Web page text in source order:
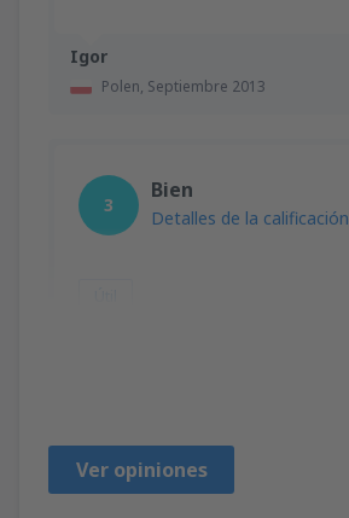
Igor
Polen, Septiembre 2013
3
Bien
Detalles de la calificación
Ver opiniones